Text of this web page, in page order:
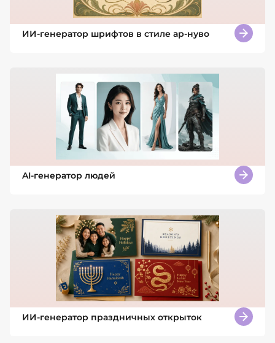
ИИ-генератор шрифтов в стиле ар-нуво
AI-генератор людей
ИИ-генератор праздничных открыток